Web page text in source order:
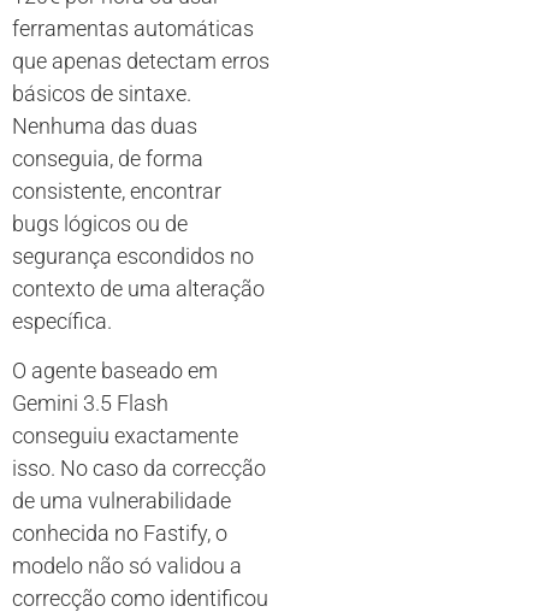
ferramentas automáticas
que apenas detectam erros
básicos de sintaxe.
Nenhuma das duas
conseguia, de forma
consistente, encontrar
bugs lógicos ou de
segurança escondidos no
contexto de uma alteração
específica.
O agente baseado em
Gemini 3.5 Flash
conseguiu exactamente
isso. No caso da correcção
de uma vulnerabilidade
conhecida no Fastify, o
modelo não só validou a
correcção como identificou